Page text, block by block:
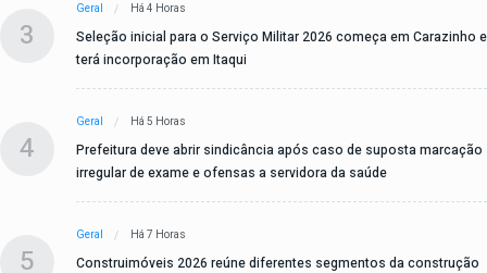
3
Geral Há 4 Horas
Seleção inicial para o Serviço Militar 2026 começa em Carazinho e
terá incorporação em Itaqui
4
Geral Há 5 Horas
Prefeitura deve abrir sindicância após caso de suposta marcação
irregular de exame e ofensas a servidora da saúde
5
Geral Há 7 Horas
Construimóveis 2026 reúne diferentes segmentos da construção